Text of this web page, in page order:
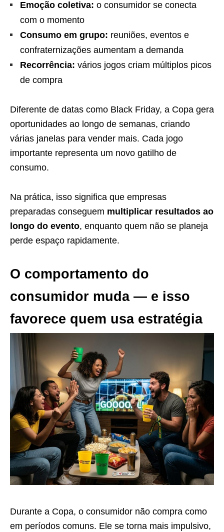
Emoção coletiva: o consumidor se conecta
com o momento
Consumo em grupo: reuniões, eventos e
confraternizações aumentam a demanda
Recorrência: vários jogos criam múltiplos picos
de compra
Diferente de datas como Black Friday, a Copa gera
oportunidades ao longo de semanas, criando
várias janelas para vender mais. Cada jogo
importante representa um novo gatilho de
consumo.
Na prática, isso significa que empresas
preparadas conseguem multiplicar resultados ao
longo do evento, enquanto quem não se planeja
perde espaço rapidamente.
O comportamento do
consumidor muda — e isso
favorece quem usa estratégia
Durante a Copa, o consumidor não compra como
em períodos comuns. Ele se torna mais impulsivo,